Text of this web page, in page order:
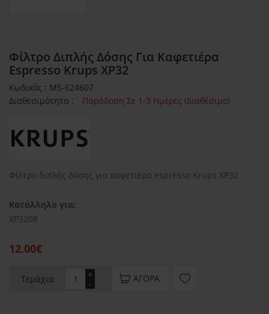
Φίλτρο Διπλής Δόσης Για Καφετιέρα
Espresso Krups XP32
Κωδικός : MS-624607
Διαθεσιμότητα :
Παράδοση Σε 1-3 Ημέρες (Διαθέσιμο)
Φίλτρο διπλής δόσης για καφετιέρα espresso Krups XP32
Κατάλληλο για:
XP3208
12.00€
Τεμάχια -
+ ΑΓΟΡΆ